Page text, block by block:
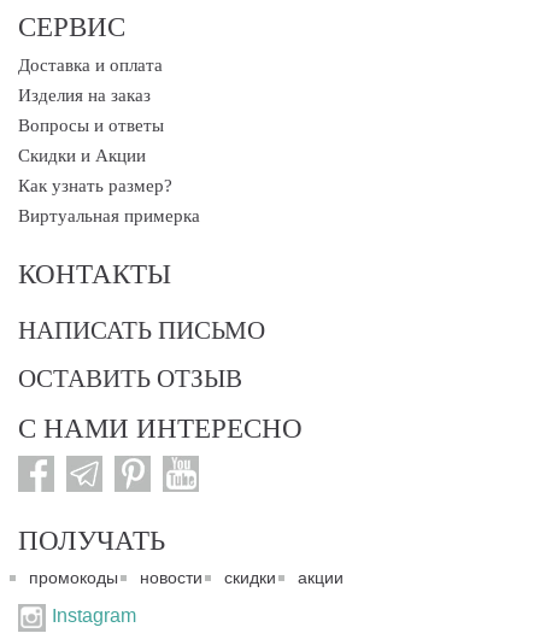
СЕРВИС
Доставка и оплата
Изделия на заказ
Вопросы и ответы
Скидки и Акции
Как узнать размер?
Виртуальная примерка
КОНТАКТЫ
НАПИСАТЬ ПИСЬМО
ОСТАВИТЬ ОТЗЫВ
С НАМИ ИНТЕРЕСНО
ПОЛУЧАТЬ
промокоды новости скидки акции
Instagram